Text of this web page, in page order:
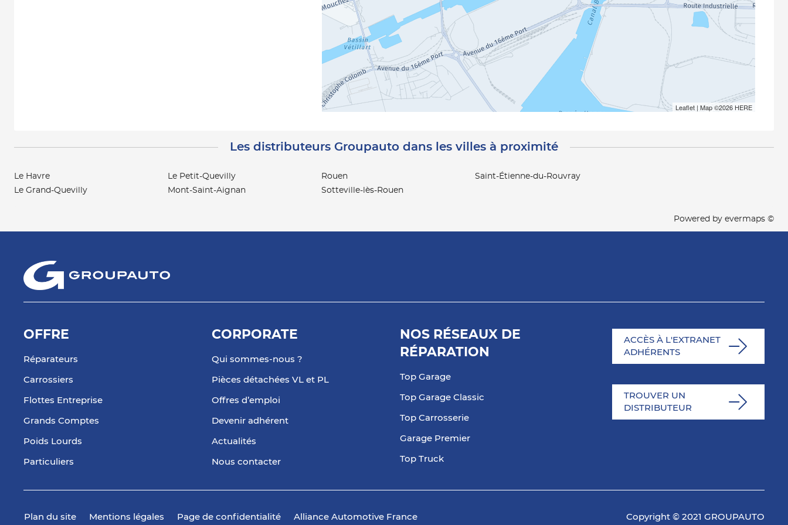
Leaflet| Map ©2026 HERE
Les distributeurs Groupauto dans les villes à proximité
Le Havre
Le Grand-Quevilly
Le Petit-Quevilly
Mont-Saint-Aignan
Rouen
Sotteville-lès-Rouen
Saint-Étienne-du-Rouvray
Powered by evermaps ©
OFFRE
Réparateurs
Carrossiers
Flottes Entreprise
Grands Comptes
Poids Lourds
Particuliers
CORPORATE
Qui sommes-nous ?
Pièces détachées VL et PL
Offres d’emploi
Devenir adhérent
Actualités
Nous contacter
NOS RÉSEAUX DE
RÉPARATION
Top Garage
Top Garage Classic
Top Carrosserie
Garage Premier
Top Truck
ACCÈS À L'EXTRANET
ADHÉRENTS
TROUVER UN
DISTRIBUTEUR
Plan du site Mentions légales Page de confidentialité Alliance Automotive France Copyright © 2021 GROUPAUTO